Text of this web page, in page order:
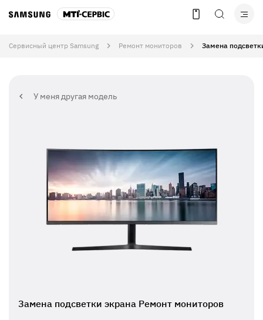
Сервисный центр Samsung Ремонт мониторов Замена
У меня другая модель
Замена подсветки экрана Ремонт мониторов